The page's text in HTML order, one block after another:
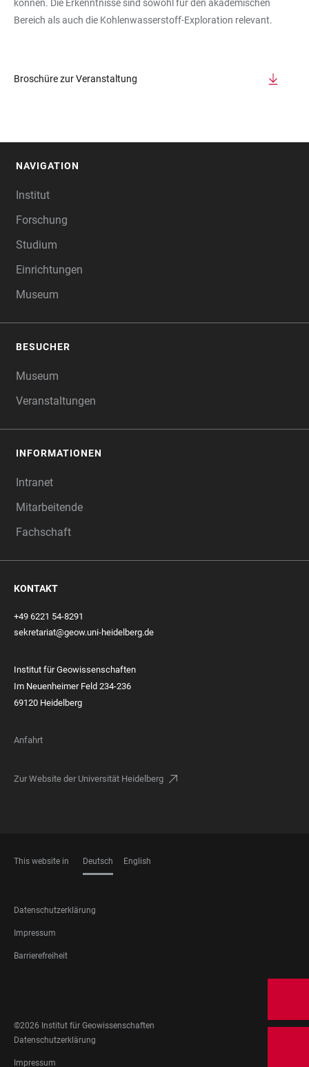
können. Die Erkenntnisse sind sowohl für den akademischen
Bereich als auch die Kohlenwasserstoff-Exploration relevant.
Broschüre zur Veranstaltung
NAVIGATION
Institut
Forschung
Studium
Einrichtungen
Museum
BESUCHER
Museum
Veranstaltungen
INFORMATIONEN
Intranet
Mitarbeitende
Fachschaft
KONTAKT
+49 6221 54-8291
sekretariat@geow.uni-heidelberg.de
Institut für Geowissenschaften
Im Neuenheimer Feld 234-236
69120 Heidelberg
Anfahrt
Zur Website der Universität Heidelberg
This website in Deutsch English
FOOTER
LEGAL
Datenschutzerklärung
Impressum
Barrierefreiheit
MEDIA
©2026 Institut für Geowissenschaften
FOOTER
LEGAL
Datenschutzerklärung
Impressum